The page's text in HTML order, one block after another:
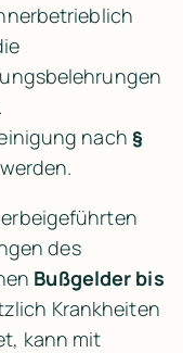
nach §
des
Bußgelder bis
Krankheiten
kann mit